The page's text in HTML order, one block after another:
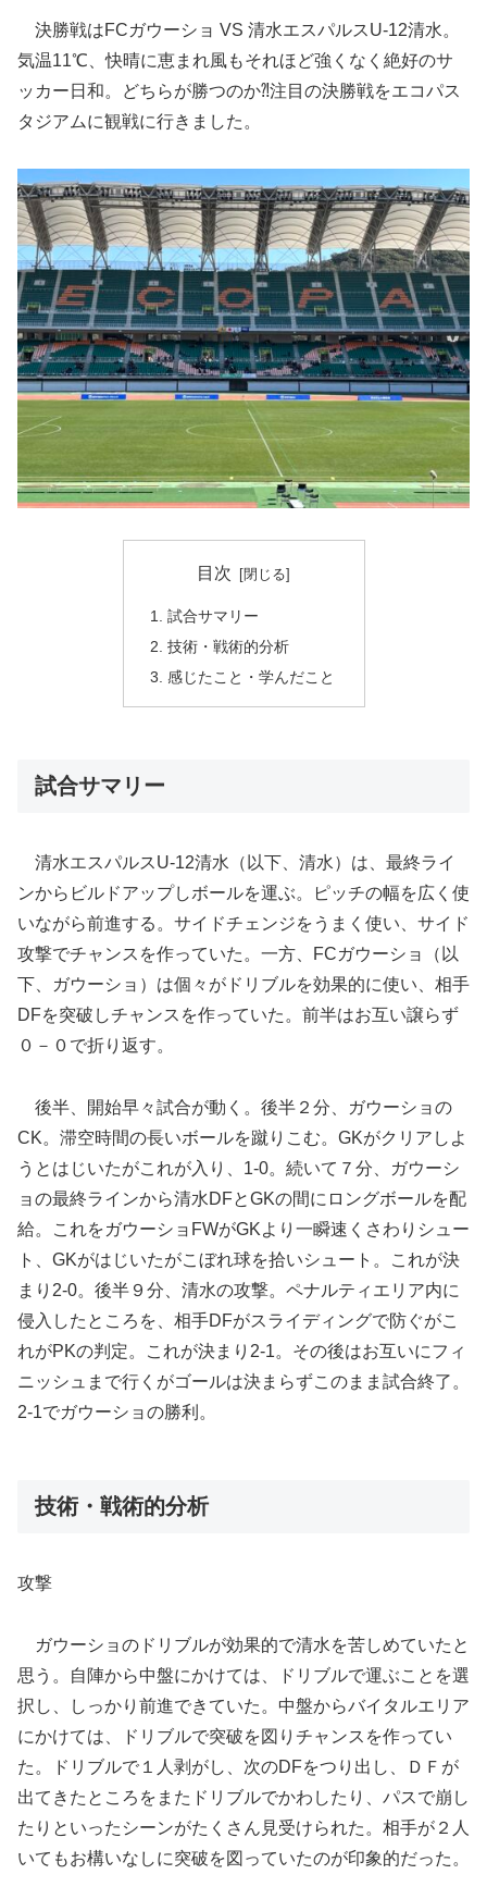
決勝戦はFCガウーショ VS 清水エスパルスU-12清水。
気温11℃、快晴に恵まれ風もそれほど強くなく絶好のサ
ッカー日和。どちらが勝つのか⁈注目の決勝戦をエコパス
タジアムに観戦に行きました。
目次
試合サマリー
技術・戦術的分析
感じたこと・学んだこと
試合サマリー
清水エスパルスU-12清水（以下、清水）は、最終ライ
ンからビルドアップしボールを運ぶ。ピッチの幅を広く使
いながら前進する。サイドチェンジをうまく使い、サイド
攻撃でチャンスを作っていた。一方、FCガウーショ（以
下、ガウーショ）は個々がドリブルを効果的に使い、相手
DFを突破しチャンスを作っていた。前半はお互い譲らず
０－０で折り返す。
後半、開始早々試合が動く。後半２分、ガウーショの
CK。滞空時間の長いボールを蹴りこむ。GKがクリアしよ
うとはじいたがこれが入り、1-0。続いて７分、ガウーシ
ョの最終ラインから清水DFとGKの間にロングボールを配
給。これをガウーショFWがGKより一瞬速くさわりシュー
ト、GKがはじいたがこぼれ球を拾いシュート。これが決
まり2-0。後半９分、清水の攻撃。ペナルティエリア内に
侵入したところを、相手DFがスライディングで防ぐがこ
れがPKの判定。これが決まり2-1。その後はお互いにフィ
ニッシュまで行くがゴールは決まらずこのまま試合終了。
2-1でガウーショの勝利。
技術・戦術的分析
攻撃
ガウーショのドリブルが効果的で清水を苦しめていたと
思う。自陣から中盤にかけては、ドリブルで運ぶことを選
択し、しっかり前進できていた。中盤からバイタルエリア
にかけては、ドリブルで突破を図りチャンスを作ってい
た。ドリブルで１人剥がし、次のDFをつり出し、ＤＦが
出てきたところをまたドリブルでかわしたり、パスで崩し
たりといったシーンがたくさん見受けられた。相手が２人
いてもお構いなしに突破を図っていたのが印象的だった。